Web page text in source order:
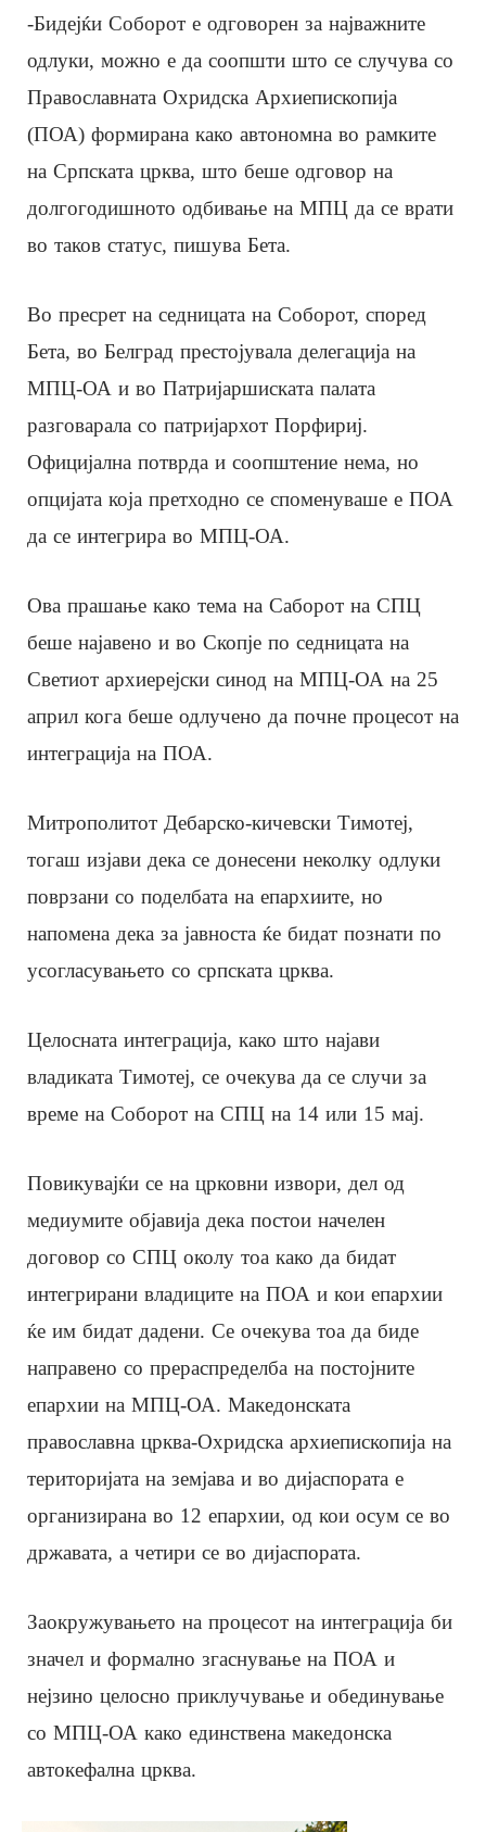
-Бидејќи Соборот е одговорен за најважните
одлуки, можно е да соопшти што се случува со
Православната Охридска Архиепископија
(ПОА) формирана како автономна во рамките
на Српската црква, што беше одговор на
долгогодишното одбивање на МПЦ да се врати
во таков статус, пишува Бета.
Во пресрет на седницата на Соборот, според
Бета, во Белград престојувала делегација на
МПЦ-ОА и во Патријаршиската палата
разговарала со патријархот Порфириј.
Официјална потврда и соопштение нема, но
опцијата која претходно се споменуваше е ПОА
да се интегрира во МПЦ-ОА.
Ова прашање како тема на Саборот на СПЦ
беше најавено и во Скопје по седницата на
Светиот архиерејски синод на МПЦ-ОА на 25
април кога беше одлучено да почне процесот на
интеграција на ПОА.
Митрополитот Дебарско-кичевски Тимотеј,
тогаш изјави дека се донесени неколку одлуки
поврзани со поделбата на епархиите, но
напомена дека за јавноста ќе бидат познати по
усогласувањето со српската црква.
Целосната интеграција, како што најави
владиката Тимотеј, се очекува да се случи за
време на Соборот на СПЦ на 14 или 15 мај.
Повикувајќи се на црковни извори, дел од
медиумите објавија дека постои начелен
договор со СПЦ околу тоа како да бидат
интегрирани владиците на ПОА и кои епархии
ќе им бидат дадени. Се очекува тоа да биде
направено со прераспределба на постојните
епархии на МПЦ-ОА. Македонската
православна црква-Охридска архиепископија на
територијата на земјава и во дијаспората е
организирана во 12 епархии, од кои осум се во
државата, а четири се во дијаспората.
Заокружувањето на процесот на интеграција би
значел и формално згаснување на ПОА и
нејзино целосно приклучување и обединување
со МПЦ-ОА како единствена македонска
автокефална црква.